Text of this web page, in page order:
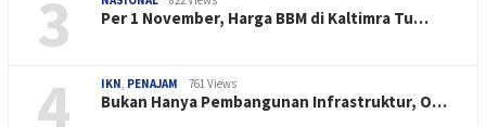
3 Per 1 November, Harga BBM di Kaltimra Tu…
4 IKN PENAJAM 761 Views
Bukan Hanya Pembangunan Infrastruktur, O…